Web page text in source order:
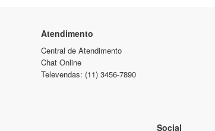
Atendimento
Central de Atendimento
Chat Online
Televendas: (11) 3456-7890
Social